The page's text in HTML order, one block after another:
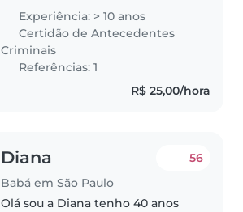
estadual com crianças de 6 a 11
anos como também trabalhei
em creche com crianças de..
Experiência: > 10 anos
Certidão de Antecedentes
Criminais
Referências: 1
R$ 25,00/hora
Diana
Babá em São Paulo
56
Olá sou a Diana tenho 40 anos